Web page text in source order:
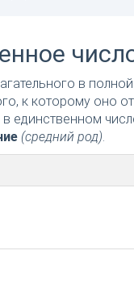
в
к которому оно
в единственном
(средний род).